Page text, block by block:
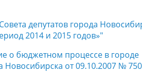
депутатов города
2014 и 2015 годов»"
о бюджетном процессе в городе
Новосибирска от 09.10.2007 №